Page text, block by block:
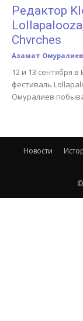
Редактор
Chvrches
Азамат Омуралиев
12 и 13 сентября
фестиваль
Омуралиев
Новости